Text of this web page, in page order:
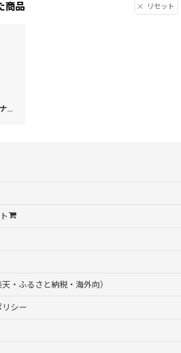
商品 リセット
切手 ぐるっとファスナーの長財布［t］
・ふるさと納税・海外向）
リシー